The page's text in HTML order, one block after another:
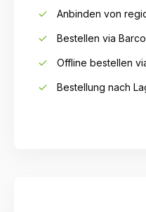
Anbinden von
Bestellen via
Offline bestellen
Bestellung nach